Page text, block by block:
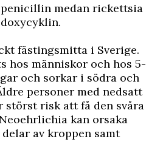
medan rickettsia
fästingsmitta i Sverige.
hos människor och hos 5-
och sorkar i södra och
personer med nedsatt
störst risk att få den svåra
kan orsaka
av kroppen samt